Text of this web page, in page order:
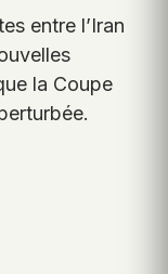
entre l’Iran
la Coupe